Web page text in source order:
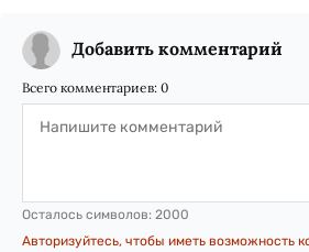
Добавить комментарий
Всего комментариев: 0
Осталось символов: 2000
Авторизуйтесь, чтобы иметь возможность